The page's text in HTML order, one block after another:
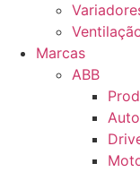
Marcas
ABB